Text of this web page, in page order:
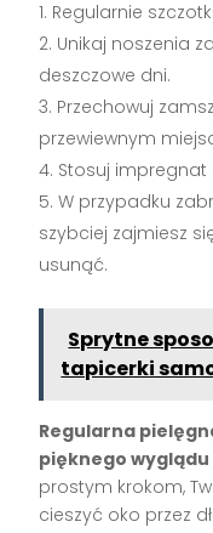
Regularnie
Unikaj noszenia
deszczowe dni.
Przechowuj
przewiewnym
Stosuj impregnat
W przypadku
szybciej zajmiesz
usunąć.
Sprytne
tapicerki
Regularna
pięknego
prostym krokom,
cieszyć oko przez